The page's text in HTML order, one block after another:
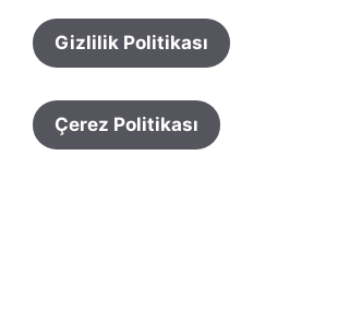
Gizlilik Politikası
Çerez Politikası